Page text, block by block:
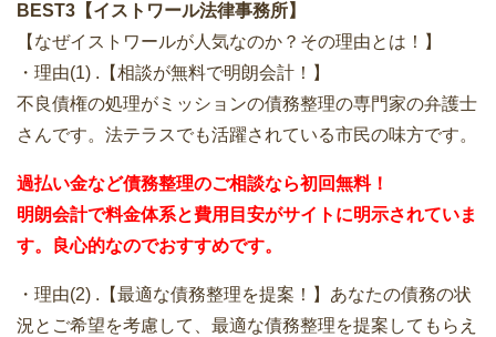
BEST3【イストワール法律事務所】
【なぜイストワールが人気なのか？その理由とは！】
・理由(1) .【相談が無料で明朗会計！】
不良債権の処理がミッションの債務整理の専門家の弁護士
さんです。法テラスでも活躍されている市民の味方です。
過払い金など債務整理のご相談なら初回無料！
明朗会計で料金体系と費用目安がサイトに明示されていま
す。良心的なのでおすすめです。
・理由(2) .【最適な債務整理を提案！】あなたの債務の状
況とご希望を考慮して、最適な債務整理を提案してもらえ